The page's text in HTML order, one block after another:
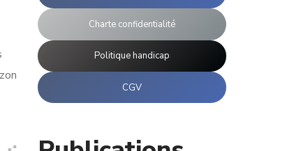
Charte confidentialité
Politique handicap
CGV